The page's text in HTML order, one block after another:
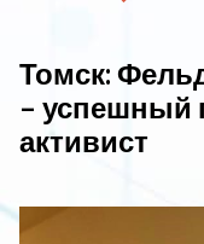
Томск:
–
активист